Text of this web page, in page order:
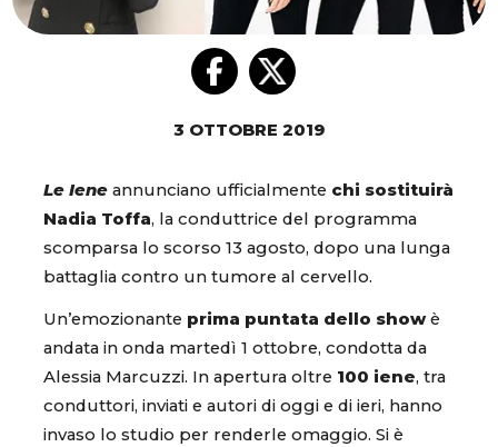
3 OTTOBRE 2019
Le Iene annunciano ufficialmente chi sostituirà
Nadia Toffa, la conduttrice del programma
scomparsa lo scorso 13 agosto, dopo una lunga
battaglia contro un tumore al cervello.
Un’emozionante prima puntata dello showè
andata in onda martedì 1 ottobre, condotta da
Alessia Marcuzzi. In apertura oltre 100 iene, tra
conduttori, inviati e autori di oggi e di ieri, hanno
invaso lo studio per renderle omaggio. Si è